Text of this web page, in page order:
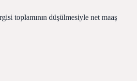
toplamının düşülmesiyle net maaş